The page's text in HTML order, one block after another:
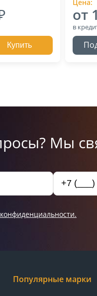
Купить
Цена:
от
в
Мы
Популярные марки